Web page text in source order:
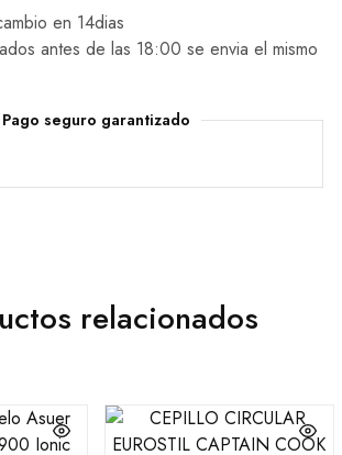
en 14dias
antes de las 18:00 se envia el mismo
Pago seguro garantizado
relacionados